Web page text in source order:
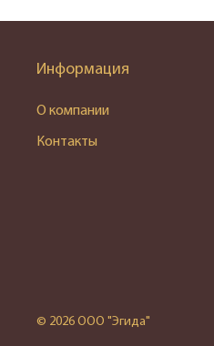
Информация
О компании
Контакты
© 2026 ООО "Эгида"